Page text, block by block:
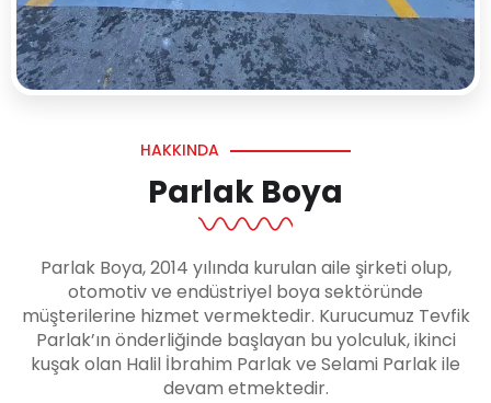
HAKKINDA
Parlak Boya
Parlak Boya, 2014 yılında kurulan aile şirketi olup,
otomotiv ve endüstriyel boya sektöründe
müşterilerine hizmet vermektedir. Kurucumuz Tevfik
Parlak’ın önderliğinde başlayan bu yolculuk, ikinci
kuşak olan Halil İbrahim Parlak ve Selami Parlak ile
devam etmektedir.